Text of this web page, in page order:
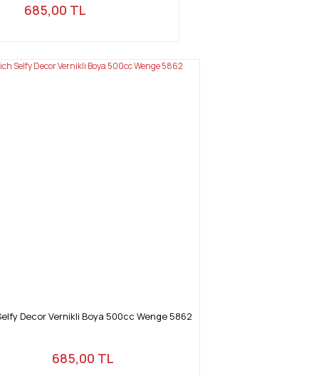
685,00 TL
Decor Vernikli Boya 500cc Wenge 5862
685,00 TL